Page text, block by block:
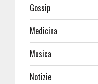
Gossip
Medicina
Musica
Notizie